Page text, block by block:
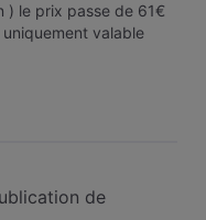
) le prix passe de 61€
valable
avec
de